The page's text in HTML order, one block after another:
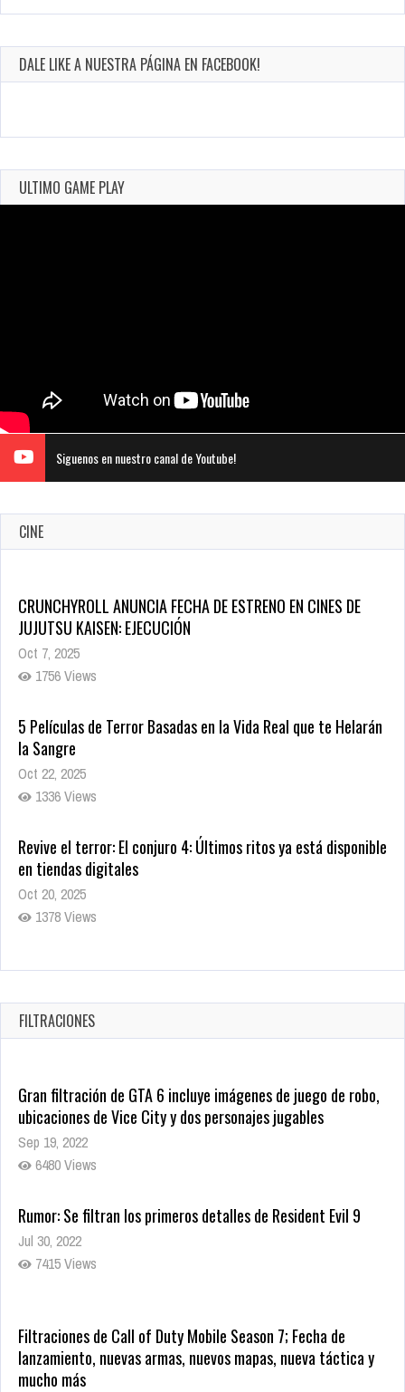
DALE LIKE A NUESTRA PÁGINA EN FACEBOOK!
ULTIMO GAME PLAY
Siguenos en nuestro canal de Youtube!
CINE
CRUNCHYROLL ANUNCIA FECHA DE ESTRENO EN CINES DE
JUJUTSU KAISEN: EJECUCIÓN
Oct 7, 2025
1756 Views
5 Películas de Terror Basadas en la Vida Real que te Helarán
la Sangre
Oct 22, 2025
1336 Views
Revive el terror: El conjuro 4: Últimos ritos ya está disponible
en tiendas digitales
Oct 20, 2025
1378 Views
Warner Bros. lleva a las tiendas digitales su racha de
Oct 17, 2025
1434 Views
FILTRACIONES
Gran filtración de GTA 6 incluye imágenes de juego de robo,
ubicaciones de Vice City y dos personajes jugables
Sep 19, 2022
6480 Views
Rumor: Se filtran los primeros detalles de Resident Evil 9
Jul 30, 2022
7415 Views
Filtraciones de Call of Duty Mobile Season 7; Fecha de
lanzamiento, nuevas armas, nuevos mapas, nueva táctica y
mucho más